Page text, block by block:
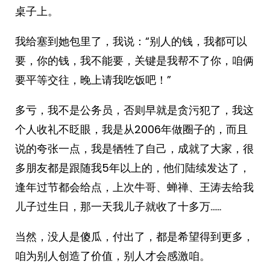
桌子上。
我给塞到她包里了，我说：“别人的钱，我都可以
要，你的钱，我不能要，关键是我帮不了你，咱俩
要平等交往，晚上请我吃饭吧！”
多亏，我不是公务员，否则早就是贪污犯了，我这
个人收礼不眨眼，我是从2006年做圈子的，而且
说的夸张一点，我是牺牲了自己，成就了大家，很
多朋友都是跟随我5年以上的，他们陆续发达了，
逢年过节都会给点，上次牛哥、蝉禅、王涛去给我
儿子过生日，那一天我儿子就收了十多万……
当然，没人是傻瓜，付出了，都是希望得到更多，
咱为别人创造了价值，别人才会感激咱。